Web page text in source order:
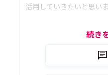
活用していきたいと思いま
続き